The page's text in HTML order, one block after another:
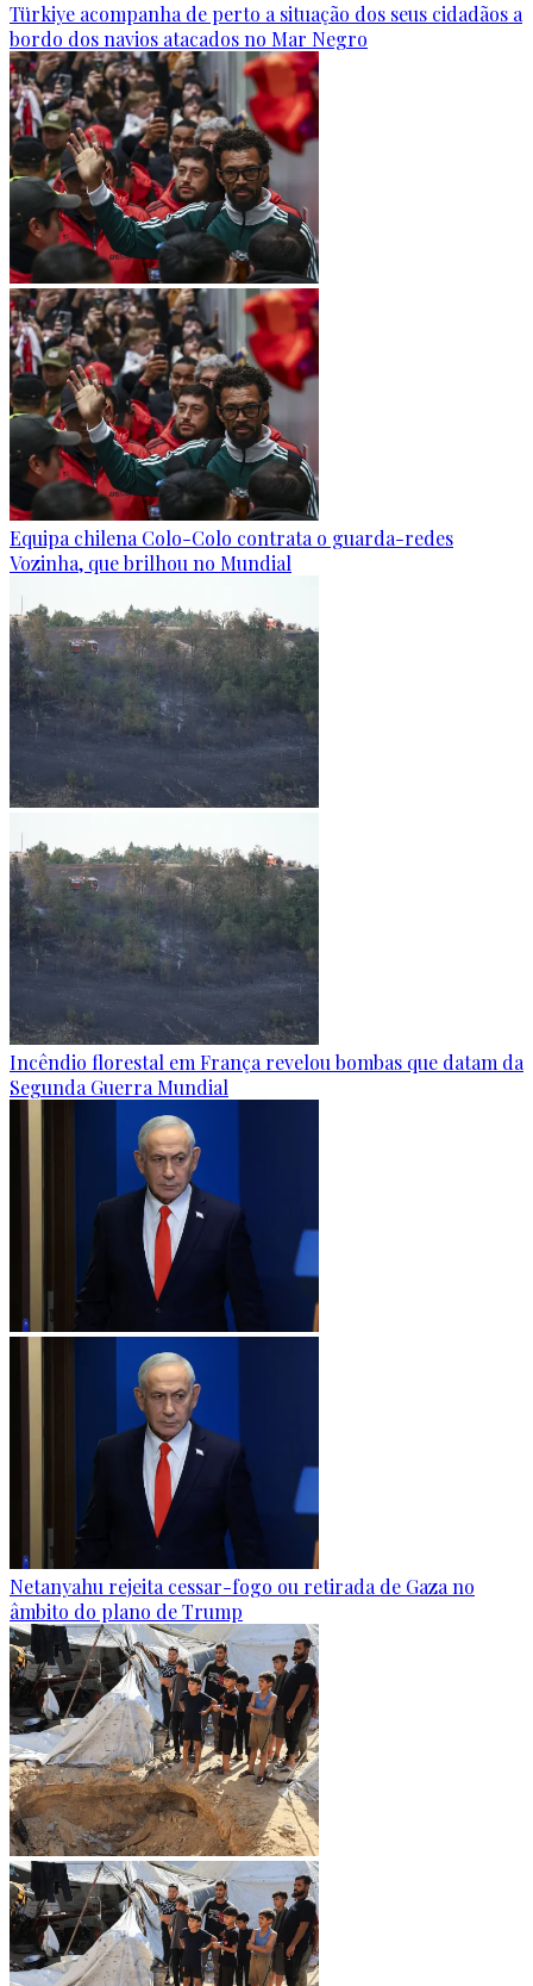
Türkiye acompanha de perto a situação dos seus cidadãos a
bordo dos navios atacados no Mar Negro
Equipa chilena Colo-Colo contrata o guarda-redes
Vozinha, que brilhou no Mundial
Incêndio florestal em França revelou bombas que datam da
Segunda Guerra Mundial
Netanyahu rejeita cessar-fogo ou retirada de Gaza no
âmbito do plano de Trump